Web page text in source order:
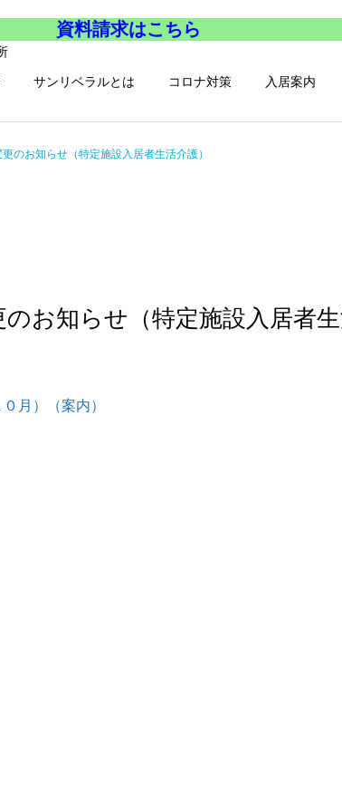
資料請求はこちら
サンリベラルとは コロナ対策 入居案内
のお知らせ（特定施設入居者生活介護）
お知らせ（特定施設入居者生
月）（案内）